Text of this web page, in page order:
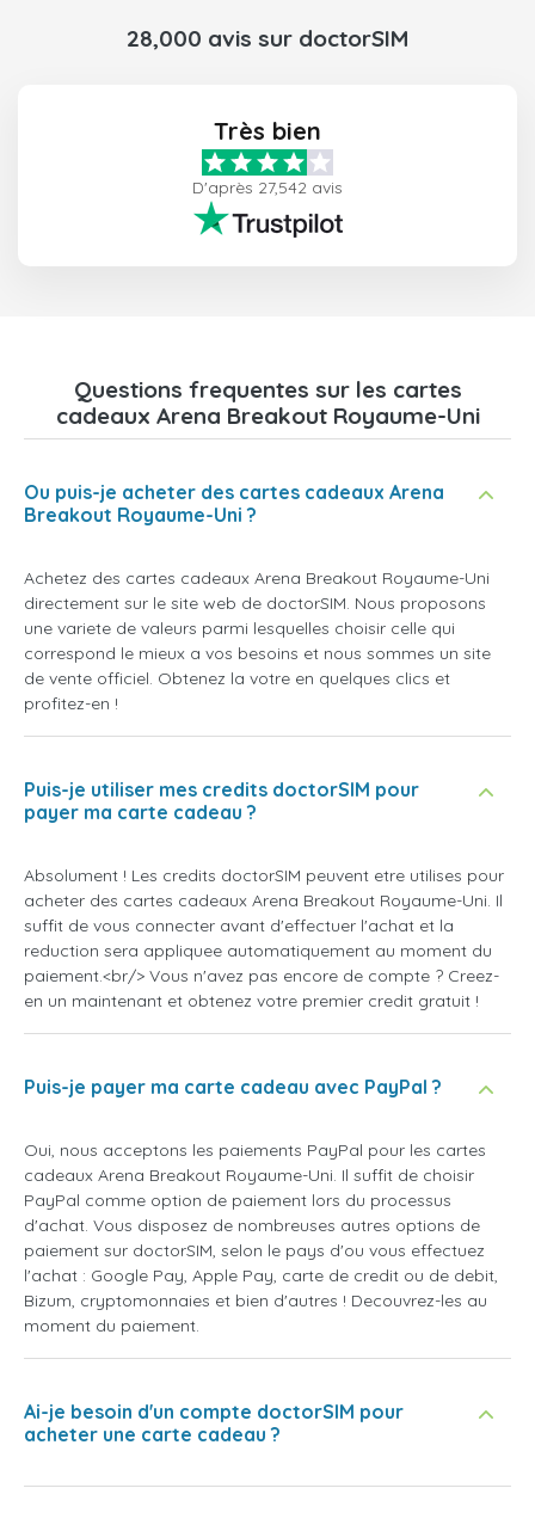
28,000 avis sur doctorSIM
Très bien
D'après 27,542 avis
Questions frequentes sur les cartes
cadeaux Arena Breakout Royaume-Uni
Ou puis-je acheter des cartes cadeaux Arena
Breakout Royaume-Uni ?
Achetez des cartes cadeaux Arena Breakout Royaume-Uni
directement sur le site web de doctorSIM. Nous proposons
une variete de valeurs parmi lesquelles choisir celle qui
correspond le mieux a vos besoins et nous sommes un site
de vente officiel. Obtenez la votre en quelques clics et
profitez-en !
Puis-je utiliser mes credits doctorSIM pour
payer ma carte cadeau ?
Absolument ! Les credits doctorSIM peuvent etre utilises pour
acheter des cartes cadeaux Arena Breakout Royaume-Uni. Il
suffit de vous connecter avant d'effectuer l'achat et la
reduction sera appliquee automatiquement au moment du
paiement.<br/> Vous n'avez pas encore de compte ? Creez-
en un maintenant et obtenez votre premier credit gratuit !
Puis-je payer ma carte cadeau avec PayPal ?
Oui, nous acceptons les paiements PayPal pour les cartes
cadeaux Arena Breakout Royaume-Uni. Il suffit de choisir
PayPal comme option de paiement lors du processus
d'achat. Vous disposez de nombreuses autres options de
paiement sur doctorSIM, selon le pays d'ou vous effectuez
l'achat : Google Pay, Apple Pay, carte de credit ou de debit,
Bizum, cryptomonnaies et bien d'autres ! Decouvrez-les au
moment du paiement.
Ai-je besoin d'un compte doctorSIM pour
acheter une carte cadeau ?